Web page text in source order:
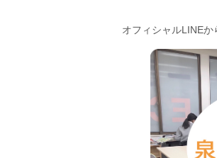
オフィシャルLINEか